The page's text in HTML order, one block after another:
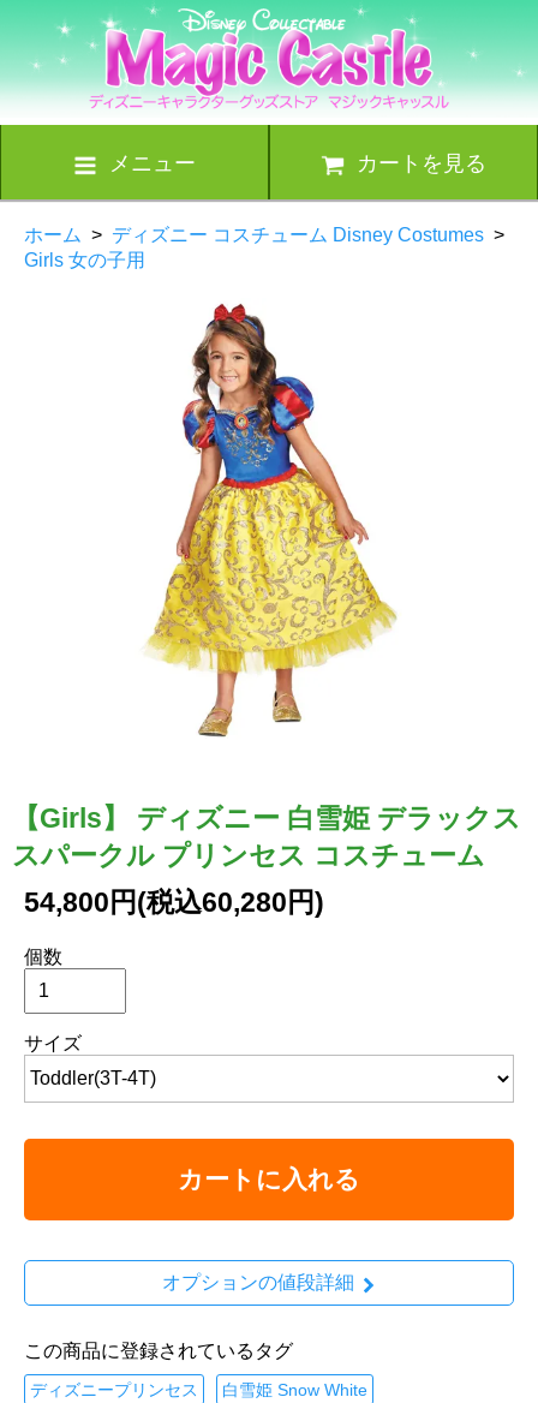
メニュー カートを見る
ホーム > ディズニー コスチューム Disney Costumes >
Girls 女の子用
【Girls】 ディズニー 白雪姫 デラックス
スパークル プリンセス コスチューム
54,800円(税込60,280円)
個数
サイズ
カートに入れる
オプションの値段詳細
この商品に登録されているタグ
ディズニープリンセス 白雪姫 Snow White